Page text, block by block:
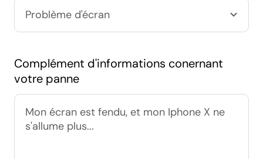
Complément d'informations conernant
votre panne